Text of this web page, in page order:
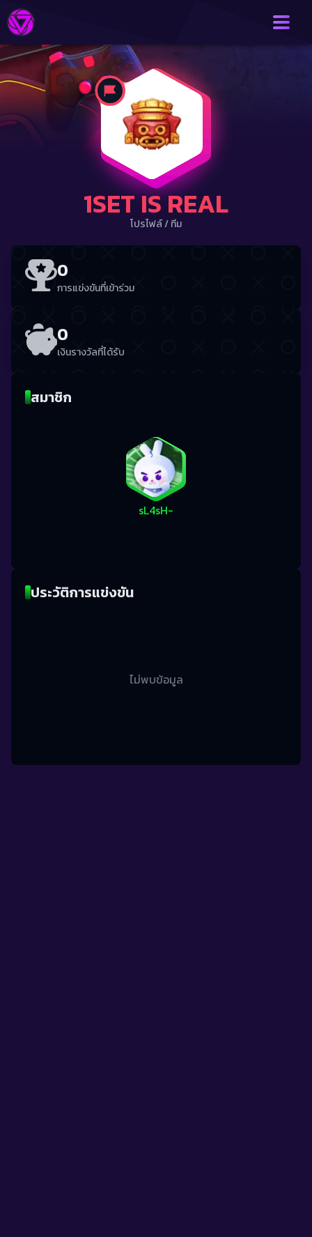
1SET IS REAL
โปรไฟล์/ทีม
0
การแข่งขันที่เข้าร่วม
0
เงินรางวัลที่ได้รับ
สมาชิก
sL4sH-
ประวัติการแข่งขัน
ไม่พบข้อมูล